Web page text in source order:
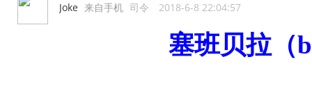
Joke 来自手机 司令 2018-6-8 22:04:57
塞班贝拉（